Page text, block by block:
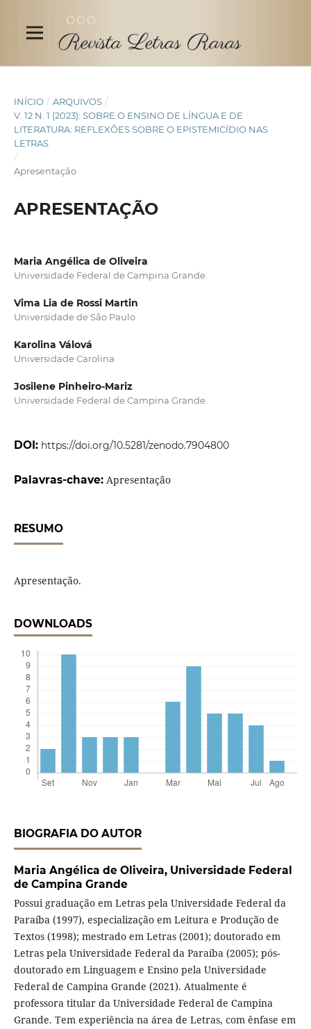
INÍCIO / ARQUIVOS /
V. 12 N. 1 (2023): SOBRE O ENSINO DE LÍNGUA E DE
LITERATURA: REFLEXÕES SOBRE O EPISTEMICÍDIO NAS
LETRAS
/
Apresentação
APRESENTAÇÃO
Maria Angélica de Oliveira
Universidade Federal de Campina Grande
Vima Lia de Rossi Martin
Universidade de São Paulo
Karolina Válová
Universidade Carolina
Josilene Pinheiro-Mariz
Universidade Federal de Campina Grande
DOI: https://doi.org/10.5281/zenodo.7904800
Palavras-chave: Apresentação
RESUMO
Apresentação.
DOWNLOADS
BIOGRAFIA DO AUTOR
Maria Angélica de Oliveira, Universidade Federal
de Campina Grande
Possui graduação em Letras pela Universidade Federal da
Paraíba (1997), especialização em Leitura e Produção de
Textos (1998); mestrado em Letras (2001); doutorado em
Letras pela Universidade Federal da Paraíba (2005); pós-
doutorado em Linguagem e Ensino pela Universidade
Federal de Campina Grande (2021). Atualmente é
professora titular da Universidade Federal de Campina
Grande. Tem experiência na área de Letras, com ênfase em